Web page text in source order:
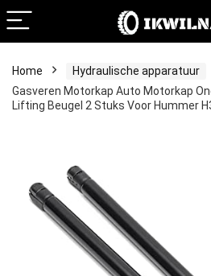
Home Hydraulische apparatuur
Gasveren Motorkap Auto Motorkap
Lifting Beugel 2 Stuks Voor Hummer